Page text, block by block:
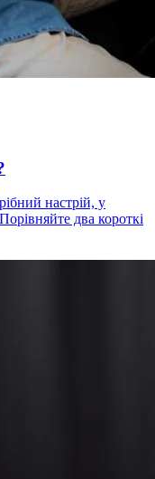
настрій, у
два короткі